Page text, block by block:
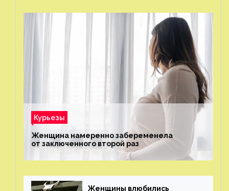
Курьезы
Женщина намеренно забеременела
от заключенного второй раз
Женщины влюбились